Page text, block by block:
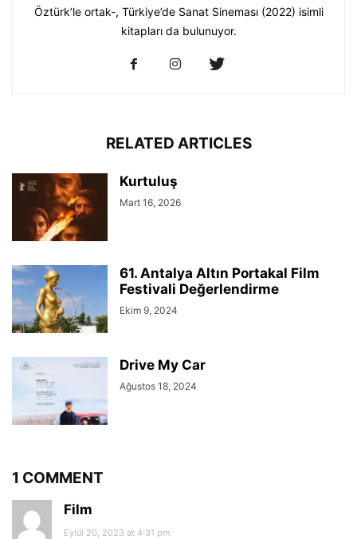
Öztürk’le ortak-, Türkiye’de Sanat Sineması (2022) isimli
kitapları da bulunuyor.
RELATED ARTICLES
Kurtuluş
Mart 16, 2026
61. Antalya Altın Portakal Film
Festivali Değerlendirme
Ekim 9, 2024
Drive My Car
Ağustos 18, 2024
1 COMMENT
Film
Eylül 20, 2023 at 4:31 pm